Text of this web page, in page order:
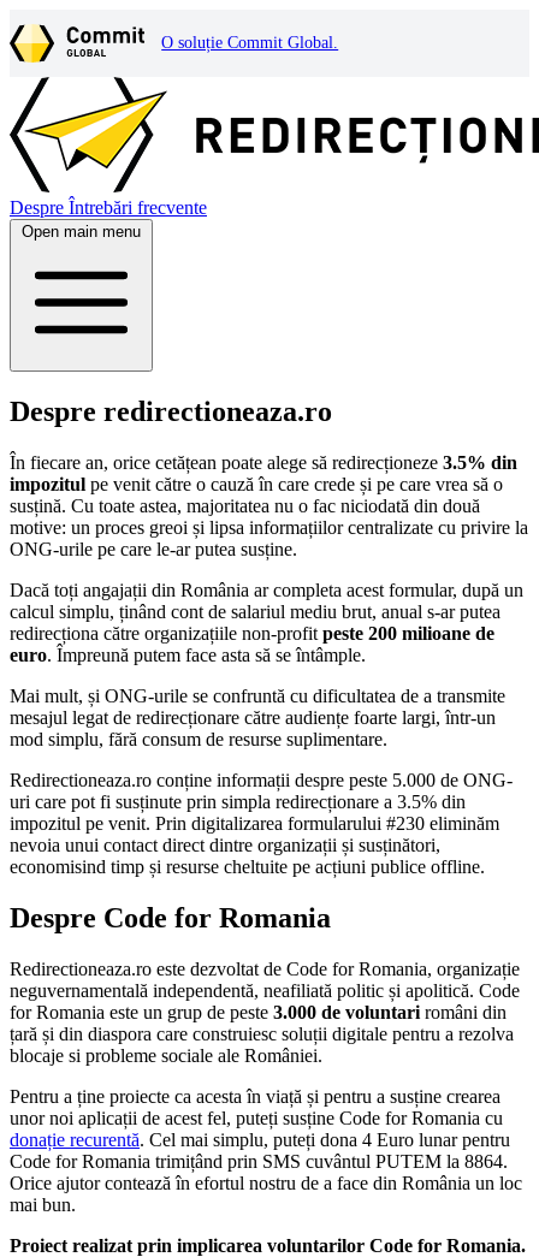
O soluție Commit Global.
Despre Întrebări frecvente
Open main menu
Despre redirectioneaza.ro
În fiecare an, orice cetățean poate alege să redirecționeze 3.5% din
impozitul pe venit către o cauză în care crede și pe care vrea să o
susțină. Cu toate astea, majoritatea nu o fac niciodată din două
motive: un proces greoi și lipsa informațiilor centralizate cu privire la
ONG-urile pe care le-ar putea susține.
Dacă toți angajații din România ar completa acest formular, după un
calcul simplu, ținând cont de salariul mediu brut, anual s-ar putea
redirecționa către organizațiile non-profit peste 200 milioane de
euro. Împreună putem face asta să se întâmple.
Mai mult, și ONG-urile se confruntă cu dificultatea de a transmite
mesajul legat de redirecționare către audiențe foarte largi, într-un
mod simplu, fără consum de resurse suplimentare.
Redirectioneaza.ro conține informații despre peste 5.000 de ONG-
uri care pot fi susținute prin simpla redirecționare a 3.5% din
impozitul pe venit. Prin digitalizarea formularului #230 eliminăm
nevoia unui contact direct dintre organizații și susținători,
economisind timp și resurse cheltuite pe acțiuni publice offline.
Despre Code for Romania
Redirectioneaza.ro este dezvoltat de Code for Romania, organizație
neguvernamentală independentă, neafiliată politic și apolitică. Code
for Romania este un grup de peste 3.000 de voluntari români din
țară și din diaspora care construiesc soluții digitale pentru a rezolva
blocaje si probleme sociale ale României.
Pentru a ține proiecte ca acesta în viață și pentru a susține crearea
unor noi aplicații de acest fel, puteți susține Code for Romania cu
donație recurentă. Cel mai simplu, puteți dona 4 Euro lunar pentru
Code for Romania trimițând prin SMS cuvântul PUTEM la 8864.
Orice ajutor contează în efortul nostru de a face din România un loc
mai bun.
Proiect realizat prin implicarea voluntarilor Code for Romania.